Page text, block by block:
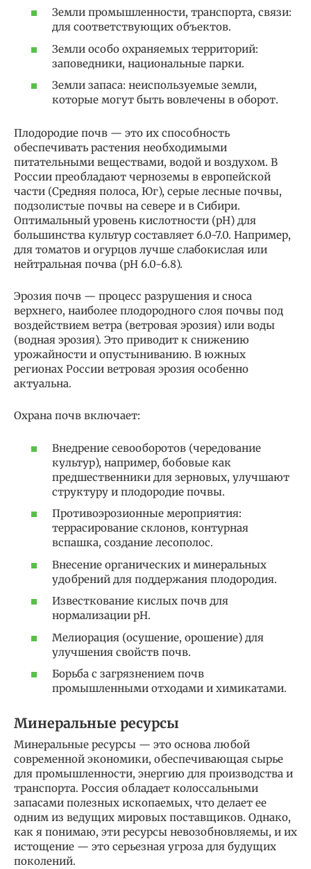
Земли промышленности, транспорта, связи:
для соответствующих объектов.
Земли особо охраняемых территорий:
заповедники, национальные парки.
Земли запаса: неиспользуемые земли,
которые могут быть вовлечены в оборот.
Плодородие почв — это их способность
обеспечивать растения необходимыми
питательными веществами, водой и воздухом. В
России преобладают черноземы в европейской
части (Средняя полоса, Юг), серые лесные почвы,
подзолистые почвы на севере и в Сибири.
Оптимальный уровень кислотности (pH) для
большинства культур составляет 6.0-7.0. Например,
для томатов и огурцов лучше слабокислая или
нейтральная почва (pH 6.0-6.8).
Эрозия почв — процесс разрушения и сноса
верхнего, наиболее плодородного слоя почвы под
воздействием ветра (ветровая эрозия) или воды
(водная эрозия). Это приводит к снижению
урожайности и опустыниванию. В южных
регионах России ветровая эрозия особенно
актуальна.
Охрана почв включает:
Внедрение севооборотов (чередование
культур), например, бобовые как
предшественники для зерновых, улучшают
структуру и плодородие почвы.
Противоэрозионные мероприятия:
террасирование склонов, контурная
вспашка, создание лесополос.
Внесение органических и минеральных
удобрений для поддержания плодородия.
Известкование кислых почв для
нормализации pH.
Мелиорация (осушение, орошение) для
улучшения свойств почв.
Борьба с загрязнением почв
промышленными отходами и химикатами.
Минеральные ресурсы
Минеральные ресурсы — это основа любой
современной экономики, обеспечивающая сырье
для промышленности, энергию для производства и
транспорта. Россия обладает колоссальными
запасами полезных ископаемых, что делает ее
одним из ведущих мировых поставщиков. Однако,
как я понимаю, эти ресурсы невозобновляемы, и их
истощение — это серьезная угроза для будущих
поколений.